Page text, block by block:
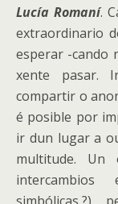
Lucía Romaní.
extraordinario
esperar -cando
xente pasar.
compartir o
é posible por
ir dun lugar a
multitude. Un
intercambios